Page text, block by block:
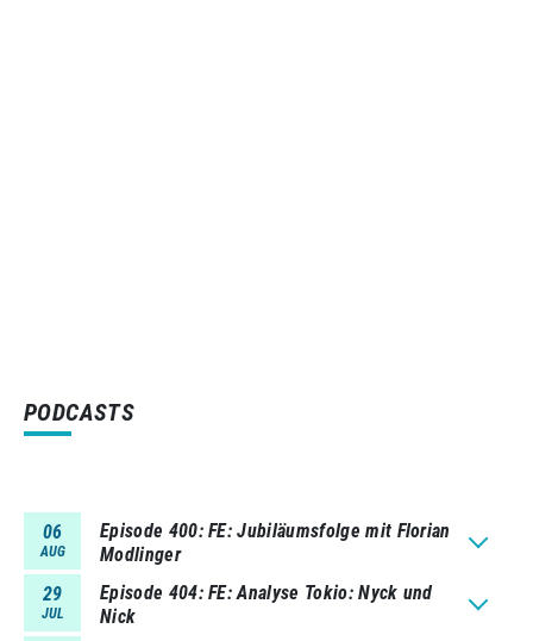
PODCASTS
06
AUG
Episode 400 FE: Jubiläumsfolge mit Florian
Modlinger
29
JUL
Episode 404 FE: Analyse Tokio: Nyck und
Nick